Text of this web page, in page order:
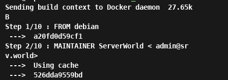
Sending build context to Docker daemon  27.65k
B
Step 1/10 : FROM debian
Step 2/10 : MAINTAINER ServerWorld < admin@sr
v.world>